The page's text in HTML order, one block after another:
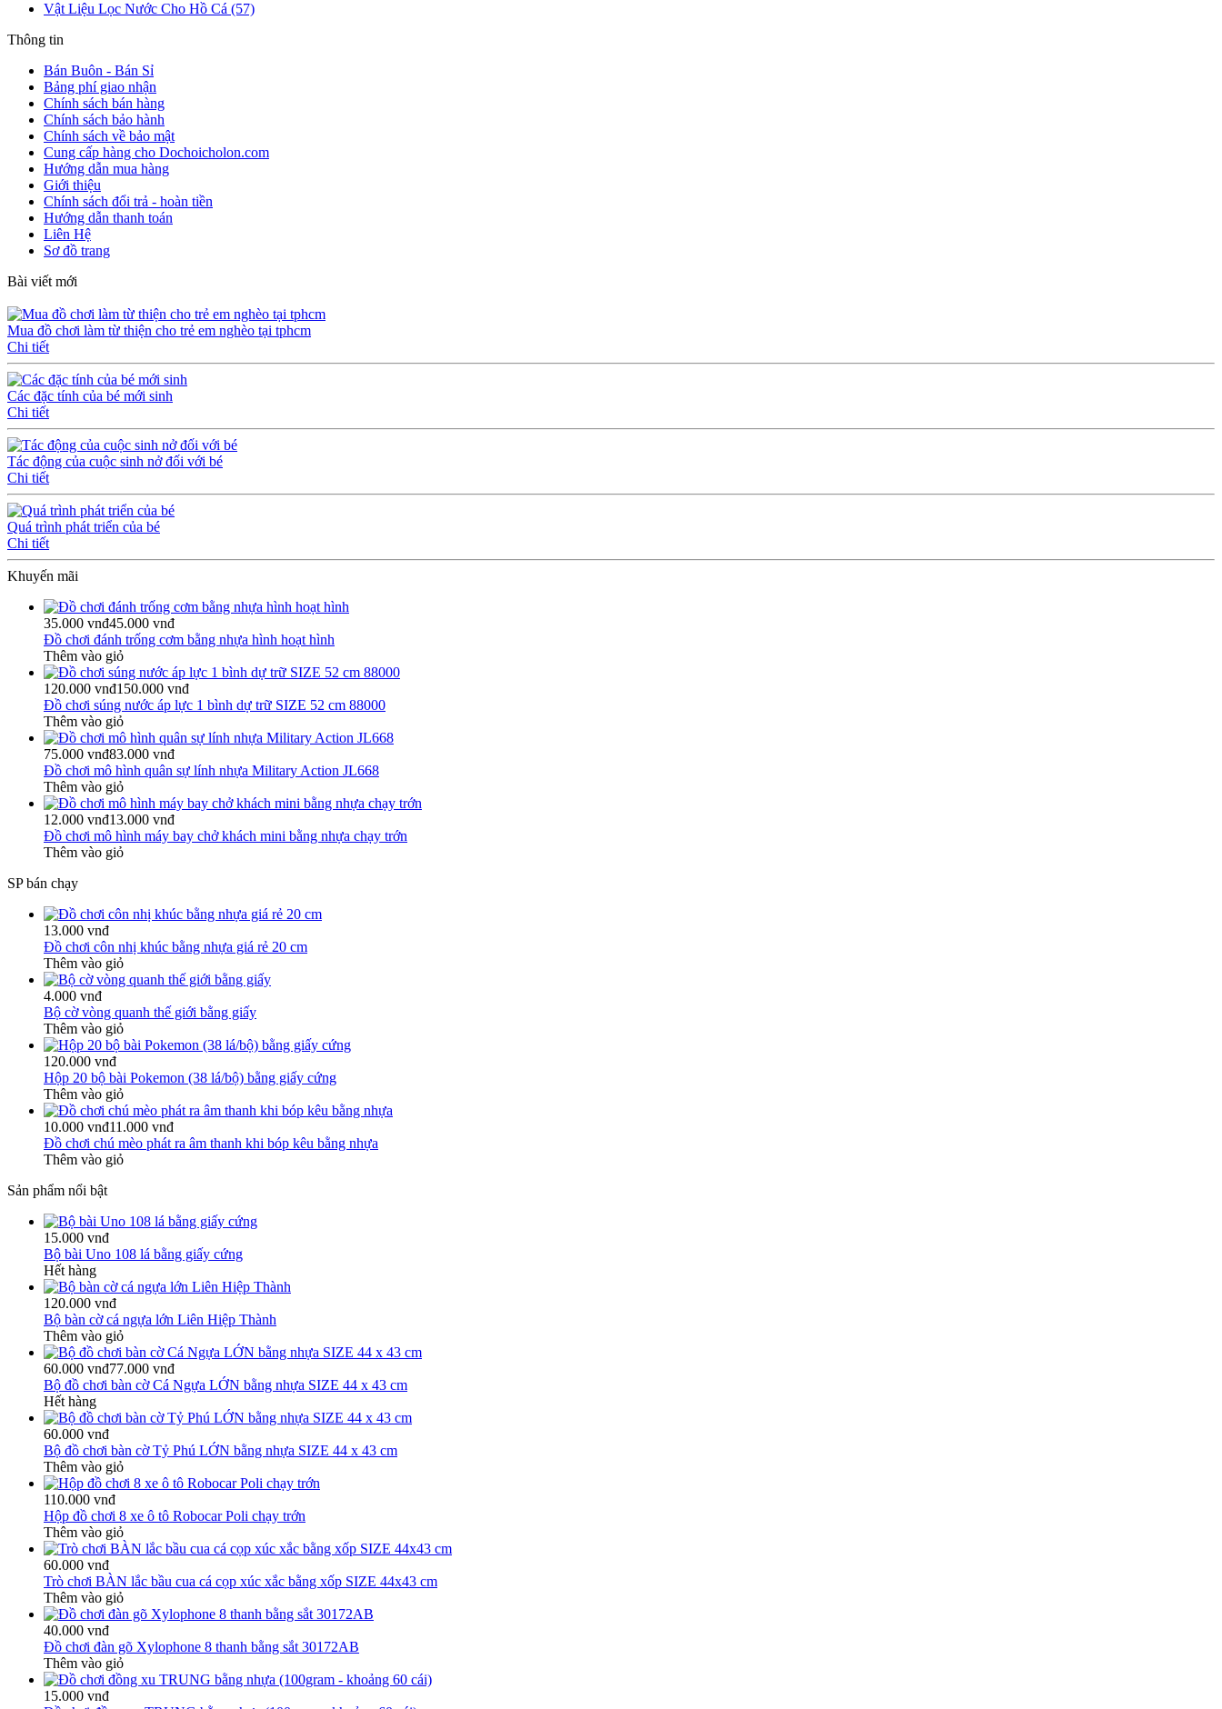
Vật Liệu Lọc Nước Cho Hồ Cá (57)
Thông tin
Bán Buôn - Bán Sỉ
Bảng phí giao nhận
Chính sách bán hàng
Chính sách bảo hành
Chính sách về bảo mật
Cung cấp hàng cho Dochoicholon.com
Hướng dẫn mua hàng
Giới thiệu
Chính sách đổi trả - hoàn tiền
Hướng dẫn thanh toán
Liên Hệ
Sơ đồ trang
Bài viết mới
Mua đồ chơi làm từ thiện cho trẻ em nghèo tại tphcm
Chi tiết
Các đặc tính của bé mới sinh
Chi tiết
Tác động của cuộc sinh nở đối với bé
Chi tiết
Quá trình phát triển của bé
Chi tiết
Khuyến mãi
35.000 vnđ45.000 vnđ
Đồ chơi đánh trống cơm bằng nhựa hình hoạt hình
Thêm vào giỏ
120.000 vnđ150.000 vnđ
Đồ chơi súng nước áp lực 1 bình dự trữ SIZE 52 cm 88000
Thêm vào giỏ
75.000 vnđ83.000 vnđ
Đồ chơi mô hình quân sự lính nhựa Military Action JL668
Thêm vào giỏ
12.000 vnđ13.000 vnđ
Đồ chơi mô hình máy bay chở khách mini bằng nhựa chạy trớn
Thêm vào giỏ
SP bán chạy
13.000 vnđ
Đồ chơi côn nhị khúc bằng nhựa giá rẻ 20 cm
Thêm vào giỏ
4.000 vnđ
Bộ cờ vòng quanh thế giới bằng giấy
Thêm vào giỏ
120.000 vnđ
Hộp 20 bộ bài Pokemon (38 lá/bộ) bằng giấy cứng
Thêm vào giỏ
10.000 vnđ11.000 vnđ
Đồ chơi chú mèo phát ra âm thanh khi bóp kêu bằng nhựa
Thêm vào giỏ
Sản phẩm nổi bật
15.000 vnđ
Bộ bài Uno 108 lá bằng giấy cứng
Hết hàng
120.000 vnđ
Bộ bàn cờ cá ngựa lớn Liên Hiệp Thành
Thêm vào giỏ
60.000 vnđ77.000 vnđ
Bộ đồ chơi bàn cờ Cá Ngựa LỚN bằng nhựa SIZE 44 x 43 cm
Hết hàng
60.000 vnđ
Bộ đồ chơi bàn cờ Tỷ Phú LỚN bằng nhựa SIZE 44 x 43 cm
Thêm vào giỏ
110.000 vnđ
Hộp đồ chơi 8 xe ô tô Robocar Poli chạy trớn
Thêm vào giỏ
60.000 vnđ
Trò chơi BÀN lắc bầu cua cá cọp xúc xắc bằng xốp SIZE 44x43 cm
Thêm vào giỏ
40.000 vnđ
Đồ chơi đàn gõ Xylophone 8 thanh bằng sắt 30172AB
Thêm vào giỏ
15.000 vnđ